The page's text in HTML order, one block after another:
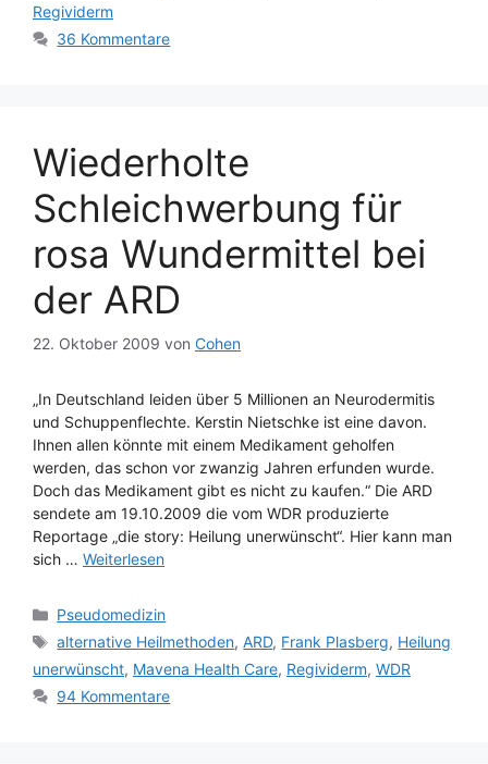
Regividerm
36 Kommentare
Wiederholte
Schleichwerbung für
rosa Wundermittel bei
der ARD
22. Oktober 2009 von Cohen
„In Deutschland leiden über 5 Millionen an Neurodermitis
und Schuppenflechte. Kerstin Nietschke ist eine davon.
Ihnen allen könnte mit einem Medikament geholfen
werden, das schon vor zwanzig Jahren erfunden wurde.
Doch das Medikament gibt es nicht zu kaufen.“ Die ARD
sendete am 19.10.2009 die vom WDR produzierte
Reportage „die story: Heilung unerwünscht“. Hier kann man
sich … Weiterlesen
Kategorien
Pseudomedizin
Schlagwörter
alternative Heilmethoden,ARD, Frank Plasberg, Heilung
unerwünscht, Mavena Health Care, Regividerm, WDR
94 Kommentare